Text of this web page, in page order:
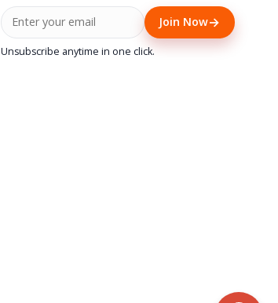
Join Now→
Unsubscribe anytime in one click.